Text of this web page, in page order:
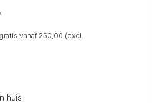
vanaf 250,00 (excl.
huis